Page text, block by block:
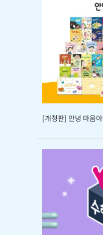
[개정판] 안녕 마음아